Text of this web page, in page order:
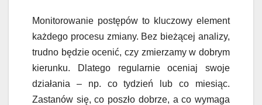
Monitorowanie postępów to kluczowy element
każdego procesu zmiany. Bez bieżącej analizy,
trudno będzie ocenić, czy zmierzamy w dobrym
kierunku. Dlatego regularnie oceniaj swoje
działania – np. co tydzień lub co miesiąc.
Zastanów się, co poszło dobrze, a co wymaga